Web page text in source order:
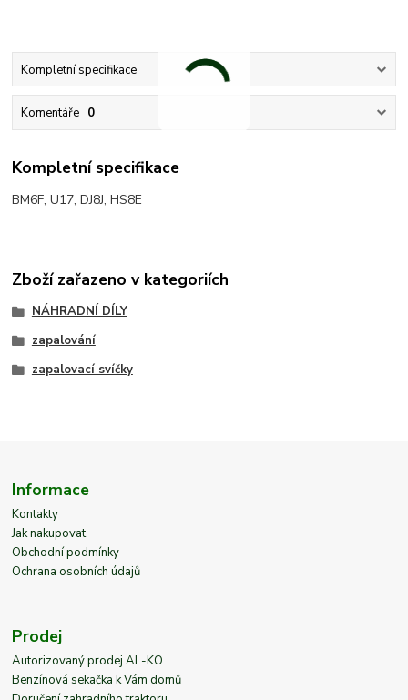
Kompletní specifikace
Komentáře 0
Kompletní specifikace
BM6F, U17, DJ8J, HS8E
Zboží zařazeno v kategoriích
NÁHRADNÍ DÍLY
zapalování
zapalovací svíčky
Informace
Kontakty
Jak nakupovat
Obchodní podmínky
Ochrana osobních údajů
Prodej
Autorizovaný prodej AL-KO
Benzínová sekačka k Vám domů